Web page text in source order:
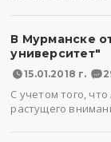
В Мурманске
университет"
15.01.2018 г.
С учетом того,
растущего